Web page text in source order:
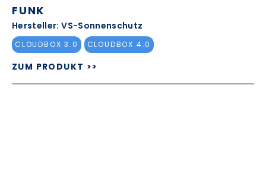
FUNK
Hersteller: VS-Sonnenschutz
CLOUDBOX 3.0 CLOUDBOX 4.0
ZUM PRODUKT >>